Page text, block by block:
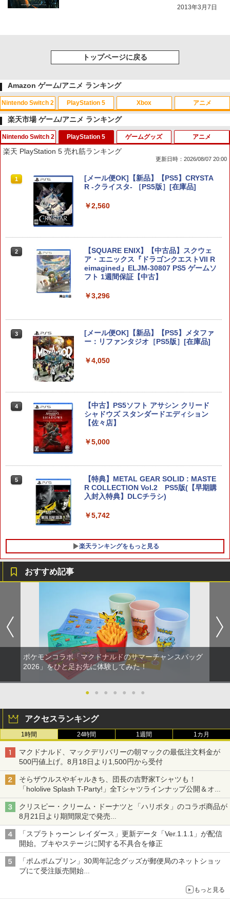
2013年3月7日
トップページに戻る
Amazon ゲーム/アニメ ランキング
Nintendo Switch 2
1
スプラトゥーン レイダース|オンライン
コード版
￥6,445
ニンテンドープリペイド番号 9000円|オ
ンラインコード版
ニンテンドープリペイド番号 5000円|オ
PlayStation 5
1
PlayStation 5 デジタル・エディション
日本語専用 Console Language: Japan
ese only (CFI-2200B01)
￥55,000
￥7,286
J) PlayStation 5
￥11,849
トローラー ミッドナイト ブラック(CFI-
￥10,737
【純正品】DualSense ワイヤレスコン
トローラー(CFI-ZCT2J)
Xbox
1
【純正品】Xbox ワイヤレス コントロー
ラー + USB-C® ケーブル
【純正品】Xbox ワイヤレス コントロー
￥7,681
【純正品】Xbox 充電式バッテリー + US
B-C ケーブル
￥2,618
【純正品】Xbox ワイヤレス コントロー
5
【純正品】Xbox Elite ワイヤレス コン
トローラー Series 2 Core Edition (ホワ
イト)
￥18,500
アニメ
1
【Amazon.co.jp限定】劇場版モノノ怪
第三章 蛇神 (Amazon.co.jp限定オリジ
ナル三方背収納ケース付きコレクション)
カー特典:【坤と離】二振りの剣、十翼よ
り来たる！スタジオ描き下ろしイラスト
2
劇場版「鬼滅の刃」無限城編 第一章 猗
窩座再来 通常版 [Blu-ray]
￥3,964
窩座再来 通常版 [DVD]
窩座再来 完全生産限定版 [Blu-ray]
￥8,698
第三章 蛇神 (オリジナル特典:オリジナル
巾着＋メーカー特典:【坤と離】二振りの
剣、十翼より来たる！スタジオ描き下ろ
楽天市場 ゲーム/アニメ ランキング
Nintendo Switch 2
1
【新品】Switch2 eFootball Kick-Off!
【メール便】
￥3,800
2
テーブルモード専用 ポータブルUSBハブ
スタンド 2ポート for Nintendo Switch
2
トXI 過ぎ去りし時を求めて S【Switch
2】 POTPAANVA [POTPAANVA]
￥4,920
めて S Switch2版
￥4,930
Reimagined(ドラクエ7 リイマジンド)
スクウェア・エニックス(20260205)
PlayStation 5
楽天 PlayStation 5 売れ筋ランキング
更新日時：2026/08/07 20:00
1
[メール便OK]【新品】【PS5】CRYSTA
R -クライスタ- ［PS5版］[在庫品]
￥2,560
2
【SQUARE ENIX】【中古品】スクウェ
ア・エニックス『ドラゴンクエストVII R
eimagined』ELJM-30807 PS5 ゲームソ
フト 1週間保証【中古】
￥3,296
3
[メール便OK]【新品】【PS5】メタファ
ー：リファンタジオ［PS5版］[在庫品]
￥4,050
4
【中古】PS5ソフト アサシン クリード
シャドウズ スタンダードエディション
【佐々店】
￥5,000
5
【特典】METAL GEAR SOLID : MASTE
R COLLECTION Vol.2 PS5版(【早期購
入封入特典】DLCチラシ)
￥5,742
楽天ランキングをもっと見る
ゲームグッズ
GBC用 レトロコレクションケース 5枚
ゲームボーイ ソフト ケース ゲーム 収納
ケース 高透明 簡単組立 PP素材 日本製 3
Aカンパニー RCC-GBCASE-5P 【メー
ル便送料無料】
￥880
2 3DO ファイアボール【新品】
Nintendo Switch2 専用 NGC+USB ハブ
冷却ファン付き ゲームキューブコントロ
ーラー 接続 USB ハブ スイッチ2 アクセ
サリー 周辺機器 SWITCH2 ◇AL-NS257
1【メール便】
￥2,580
任天堂 amiibo マンタロー スプラトゥー
ンシリーズ ※大量購入時には納期にお時
間がかかる場合があります
アニメ
【中古】アナと雪の女王 MovieNEX [ブ
ルーレイ+DVD+デジタルコピー（クラウ
ド対応）+MovieNEXワールド] [Blu-ray]
￥1,100
機動戦士ガンダムSEED FREEDOM(通常
￥4,032
空飛ぶゆうれい船【Blu-ray】 [ 石ノ森章
太郎 ]
￥4,400
映画『THE FIRST SLAM DUNK』 STAN
DARD EDITION【4K ULTRA HD】（早
期予約特典なし） [ 井上雄彦 ]
￥5,280
人間(特装限定版)【Blu-ray】(第1弾・第
2弾キービジュアル使用ステッカーセッ
おすすめ記事
ポケモンコラボ「マクドナルドのサマーチャンスバッグ
2026」をひと足お先に体験してみた！
● ● ● ● ● ● ●
アクセスランキング
1時間 24時間 1週間 1カ月
マクドナルド、マックデリバリーの朝マックの最低注文料金が
500円値上げ。8月18日より1,500円から受付
そらザウルスやギャルきち、団長の吉野家Tシャツも！
「hololive Splash T-Party!」全Tシャツラインナップ公開＆オン
ライン販売開始
クリスピー・クリーム・ドーナツと「ハリポタ」のコラボ商品が
8月21日より期間限定で発売
組分け帽子ドーナツなど見た目も楽しい商品が登場
「スプラトゥーン レイダース」更新データ「Ver.1.1.1」が配信
開始。ブキやステージに関する不具合を修正
「ポムポムプリン」30周年記念グッズが郵便局のネットショッ
プにて受注販売開始
もっと見る